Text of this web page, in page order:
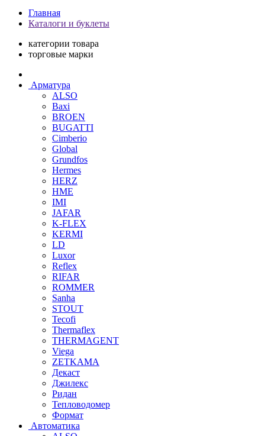
Главная
Каталоги и буклеты
категории товара
торговые марки
Арматура
ALSO
Baxi
BROEN
BUGATTI
Cimberio
Global
Grundfos
Hermes
HERZ
HME
IMI
JAFAR
K-FLEX
KERMI
LD
Luxor
Reflex
RIFAR
ROMMER
Sanha
STOUT
Tecofi
Thermaflex
THERMAGENT
Viega
ZETKAMA
Декаст
Джилекс
Ридан
Тепловодомер
Формат
Автоматика